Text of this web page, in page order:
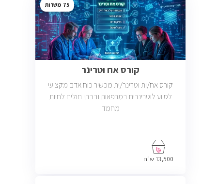
75
קורס אח וטרינר
קורס אח/ות וטרינר/ית מכשיר כוח אדם מקצועי
לסיוע לוטרינרים במרפאות ובבתי חולים לחיות
מחמד
13,500 ש"ח